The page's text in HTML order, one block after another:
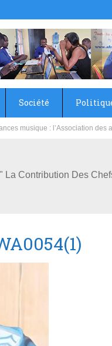
Société
la Russie rénove les écoles
La Contribution Des